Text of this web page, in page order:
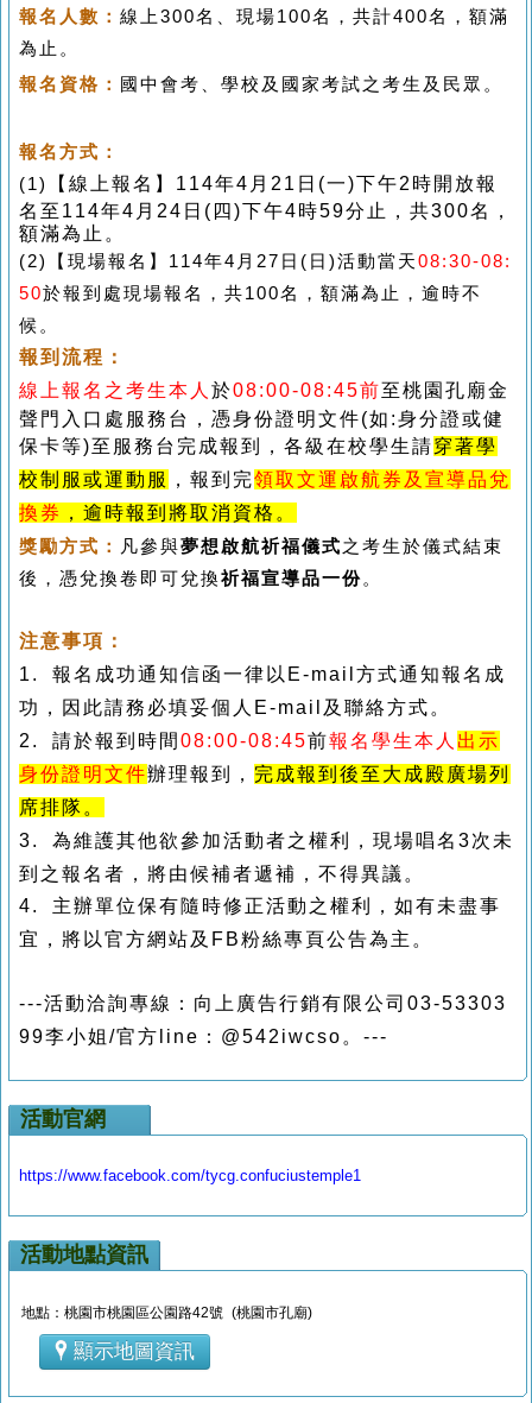
報名人數： 線上300名、現場100名，共計400名，額滿
為止。
報名資格： 國中會考、學校及國家考試之考生及民眾 。
報名方式：
(1)
【線上報名】114年4月21日(一)下午2時開放報
名至 114年4 月 24 日 (四 )下午4時59分止， 共300名，
額滿為止。
(2)【現場報名】 114年4 月27 日(日)活動當天08:30-08:
50於報到處現場報名， 共100名，額滿為止 ， 逾時不
候。
報到流程：
線上報名之考生本人 於08:00-08:45前至桃園孔廟金
聲門入口處服務台，憑身份證明文件(如:身分證或健
保卡等)至服務台 完成報到，各級在校學生請穿著學
校制服或運動服
，報到完領取文運啟航券及宣導品兌
換券 ，逾時報到將取消資格。
獎勵方式：
凡參與夢想啟航祈福儀式之考生於儀式結束
後，憑兌換卷 即可兌換祈福宣導品一份。
注意事項：
1. 報名成功通知信函一律以E-mail方式通知報名成
功，因此請務必填妥個人E-mail及聯絡方式。
2. 請於報到時間 08:00-08:45前報名學生本人 出 示
身份證明文件辦理報到， 完成報到後至大成殿廣場列
席排隊。
3. 為維護其他欲參加活動者之權利，現場唱名 3次未
到之報名者，將由候補者遞補，不得異議。
4. 主辦單位保有隨時修正活動之權利，如有未盡事
宜，將以官方網站及FB粉絲專頁公告為主。
---活動洽詢專線 ： 向上廣告行銷有限公司 03-53303
99李小姐/官方line： @542iwcso 。---
活動官網
https://www.facebook.com/tycg.confuciustemple1
活動地點資訊
地點：桃園市桃園區公園路42號 (桃園市孔廟)
顯示地圖資訊